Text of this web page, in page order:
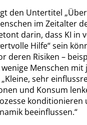
den Untertitel
im Zeitalter
darin, dass KI in
Hilfe“ sein
deren Risiken –
Menschen mit
sehr
und Konsum
konditionieren
beeinflussen.“